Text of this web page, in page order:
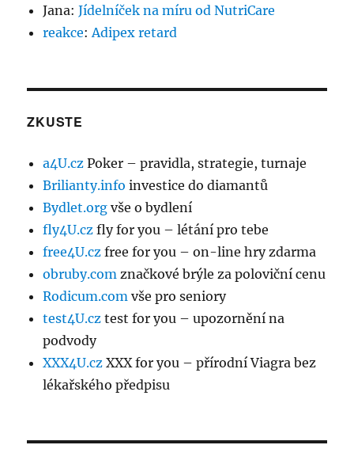
Jana:Jídelníček na míru od NutriCare
reakce:Adipex retard
ZKUSTE
a4U.cz Poker – pravidla, strategie, turnaje
Brilianty.info investice do diamantů
Bydlet.org vše o bydlení
fly4U.cz fly for you – létání pro tebe
free4U.cz free for you – on-line hry zdarma
obruby.com značkové brýle za poloviční cenu
Rodicum.com vše pro seniory
test4U.cz test for you – upozornění na
podvody
XXX4U.cz XXX for you – přírodní Viagra bez
lékařského předpisu